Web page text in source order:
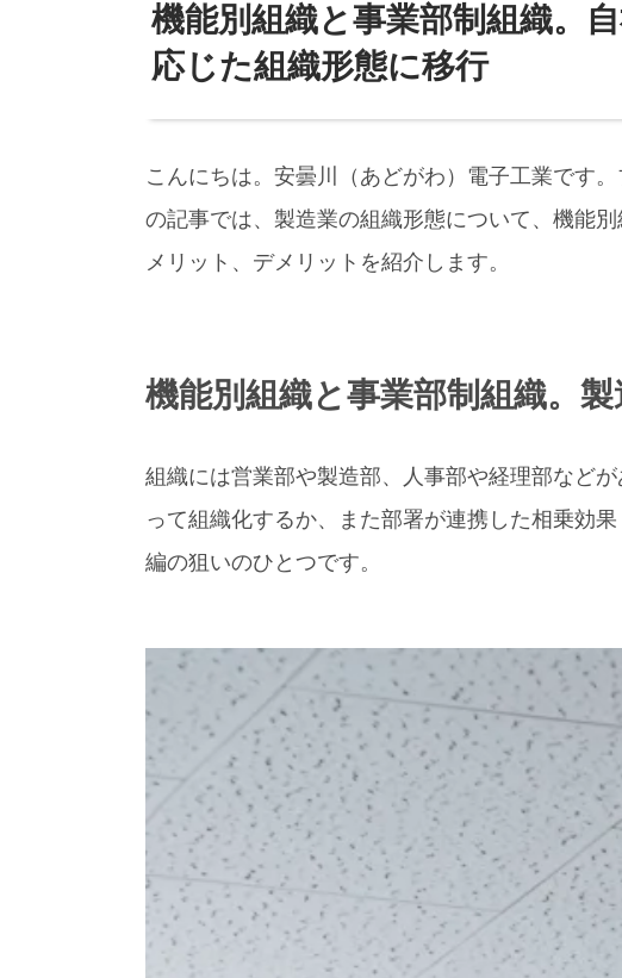
機能別組織と事業部制組織。
応じた組織形態に移行
こんにちは。安曇川（あどがわ）電子工業です
の記事では、製造業の組織形態について、機能
メリット、デメリットを紹介します。
機能別組織と事業部制組織。
組織には営業部や製造部、人事部や経理部など
って組織化するか、また部署が連携した相乗効
編の狙いのひとつです。